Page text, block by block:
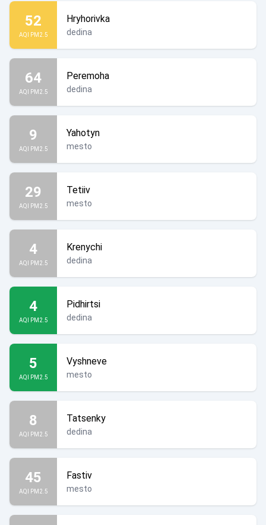
52
AQI PM2.5
Hryhorivka
dedina
64
AQI PM2.5
Peremoha
dedina
9
AQI PM2.5
Yahotyn
mesto
29
AQI PM2.5
Tetiiv
mesto
4
AQI PM2.5
Krenychi
dedina
4
AQI PM2.5
Pidhirtsi
dedina
5
AQI PM2.5
Vyshneve
mesto
8
AQI PM2.5
Tatsenky
dedina
45
AQI PM2.5
Fastiv
mesto